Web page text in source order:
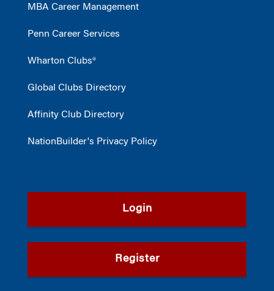
MBA Career Management
Penn Career Services
Wharton Clubs®
Global Clubs Directory
Affinity Club Directory
NationBuilder's Privacy Policy
Login
Register